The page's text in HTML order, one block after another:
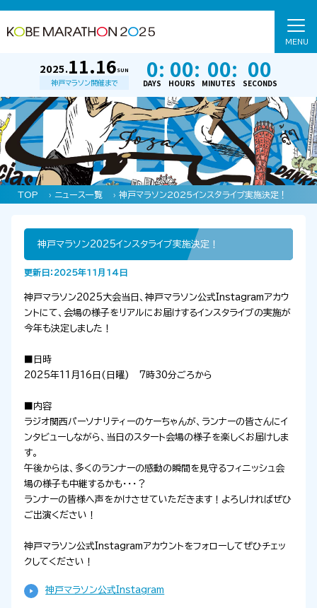
2025.11.16 SUN
神戸マラソン開催まで
0:
DAYS
00:
HOURS
00:
MINUTES
00
SECONDS
TOP › ニュース一覧 › 神戸マラソン2025インスタライブ実施決定！
神戸マラソン2025インスタライブ実施決定！
更新日：2025年11月14日
神戸マラソン2025大会当日、神戸マラソン公式Instagramアカウ
ントにて、会場の様子をリアルにお届けするインスタライブの実施が
今年も決定しました！
■日時
2025年11月16日(日曜) 7時30分ごろから
■内容
ラジオ関西パーソナリティーのケーちゃんが、ランナーの皆さんにイ
ンタビューしながら、当日のスタート会場の様子を楽しくお届けしま
す。
午後からは、多くのランナーの感動の瞬間を見守るフィニッシュ会
場の様子も中継するかも･･･？
ランナーの皆様へ声をかけさせていただきます！よろしければぜひ
ご出演ください！
神戸マラソン公式Instagramアカウントをフォローしてぜひチェッ
クしてください！
神戸マラソン公式Instagram
MENU